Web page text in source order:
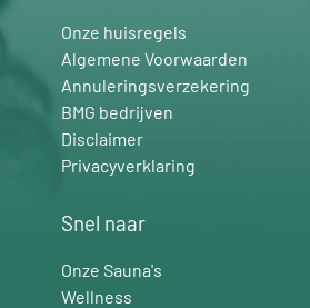
Onze huisregels
Algemene Voorwaarden
Annuleringsverzekering
BMG bedrijven
Disclaimer
Privacyverklaring
Snel naar
Onze Sauna's
Wellness